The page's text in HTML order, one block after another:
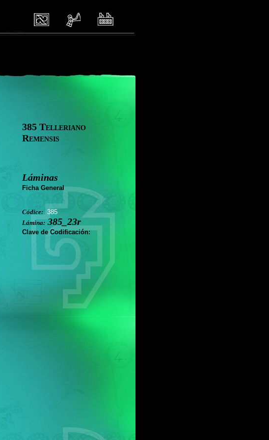
385 Telleriano
Remensis
Láminas
Ficha General
Códice: 385
Lámina:385_23r
Clave de Codificación: